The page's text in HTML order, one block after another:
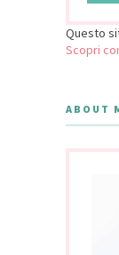
Questo
Scopri
ABOUT